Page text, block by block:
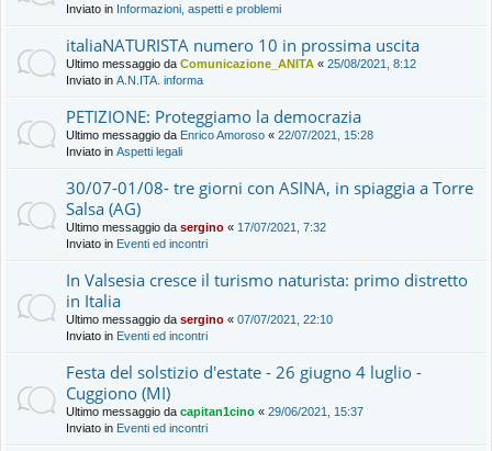
Inviato in Informazioni, aspetti e problemi
italiaNATURISTA numero 10 in prossima uscita
Ultimo messaggio da Comunicazione_ANITA « 25/08/2021, 8:12
Inviato in A.N.ITA. informa
PETIZIONE: Proteggiamo la democrazia
Ultimo messaggio da Enrico Amoroso « 22/07/2021, 15:28
Inviato in Aspetti legali
30/07-01/08- tre giorni con ASINA, in spiaggia a Torre
Salsa (AG)
Ultimo messaggio da sergino « 17/07/2021, 7:32
Inviato in Eventi ed incontri
In Valsesia cresce il turismo naturista: primo distretto
in Italia
Ultimo messaggio da sergino « 07/07/2021, 22:10
Inviato in Eventi ed incontri
Festa del solstizio d'estate - 26 giugno 4 luglio -
Cuggiono (MI)
Ultimo messaggio da capitan1cino « 29/06/2021, 15:37
Inviato in Eventi ed incontri